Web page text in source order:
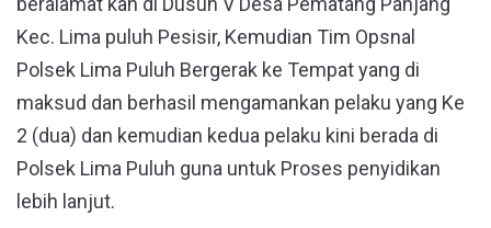
Kec. Lima puluh Pesisir, Kemudian Tim Opsnal
Polsek Lima Puluh Bergerak ke Tempat yang di
maksud dan berhasil mengamankan pelaku yang Ke
2 (dua) dan kemudian kedua pelaku kini berada di
Polsek Lima Puluh guna untuk Proses penyidikan
lebih lanjut.